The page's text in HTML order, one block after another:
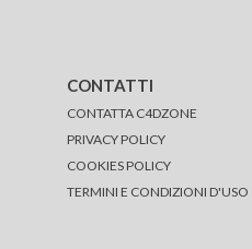
CONTATTI
CONTATTA C4DZONE
PRIVACY POLICY
COOKIES POLICY
TERMINI E CONDIZIONI D'USO